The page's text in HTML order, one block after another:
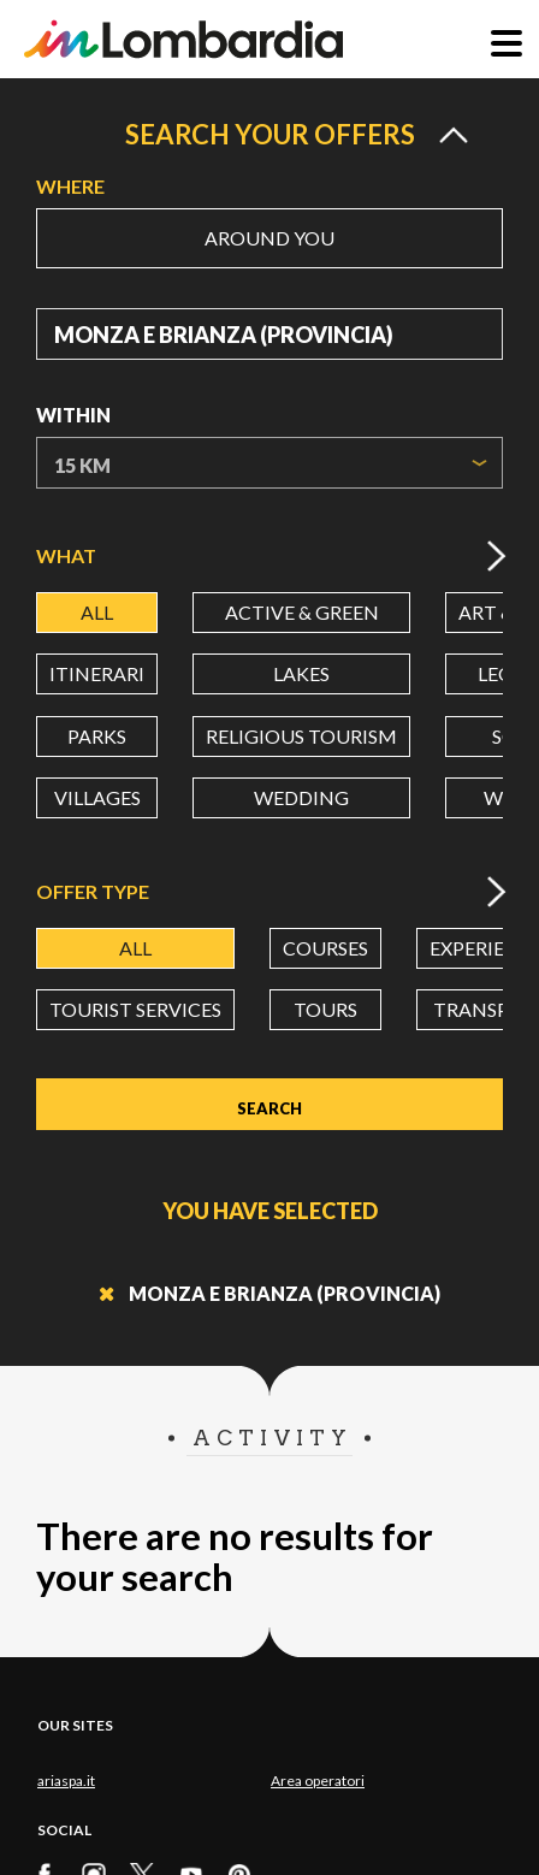
content
SEARCH YOUR OFFERS
WHERE
AROUND YOU
WHERE
WITHIN
LATITUDE
LONGITUDE
Value in decimal degrees. Use dot (.) as decimal separator.
WHAT
ALL ACTIVE & GREEN ART &
ITINERARI LAKES
PARKS RELIGIOUS TOURISM
VILLAGES WEDDING
OFFER TYPE
ALL COURSES
TOURIST SERVICES TOURS
YOU HAVE SELECTED
MONZA E BRIANZA (PROVINCIA)
ACTIVITY
There are no results for
your search
OUR SITES
ariaspa.it Area operatori
SOCIAL